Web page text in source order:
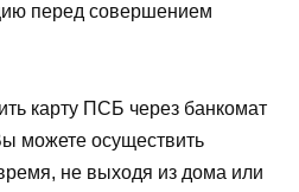
перед совершением
карту ПСБ через банкомат
можете осуществить
не выходя из дома или